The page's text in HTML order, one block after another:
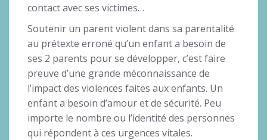
contact avec ses victimes…
Soutenir un parent violent dans sa parentalité
au prétexte erroné qu’un enfant a besoin de
ses 2 parents pour se développer, c’est faire
preuve d’une grande méconnaissance de
l’impact des violences faites aux enfants. Un
enfant a besoin d’amour et de sécurité. Peu
importe le nombre ou l’identité des personnes
qui répondent à ces urgences vitales.